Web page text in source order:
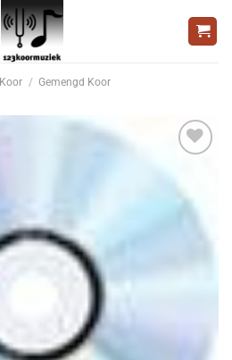
Koor / Gemengd Koor
wenslijst